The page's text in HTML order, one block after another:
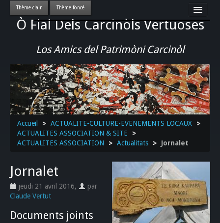
Ò Fial Dels Carcinòls Vertuoses
Los Amics del Patrimòni Carcinòl
Accueil
LES QUERCYNOIS & LEUR CULTURE
PATRIMOINE
GASTRONOMIE
ACTUALITE-CULTURE-EVENEMENTS LOCAUX
>>
Accueil > ACTUALITE-CULTURE-EVENEMENTS LOCAUX
>
ACTUALITES ASSOCIATION & SITE
>
ACTUALITES ASSOCIATION
> Actualitats > Jornalet
Jornalet
jeudi 21 avril 2016,
par
Claude Vertut
Documents joints